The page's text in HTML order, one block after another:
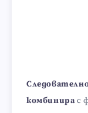
комбинирас